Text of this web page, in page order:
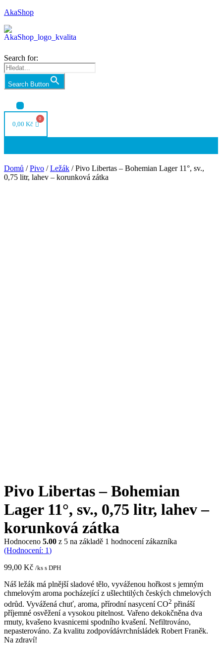
AkaShop
Search for:
Search Button
Nabídka
0,00 Kč
Domů /Pivo /Ležák / Pivo Libertas – Bohemian Lager 11°, sv.,
0,75 litr, lahev – korunková zátka
Pivo Libertas – Bohemian
Lager 11°, sv., 0,75 litr, lahev –
korunková zátka
Hodnoceno 5.00 z 5 na základě 1 hodnocení zákazníka
(Hodnocení: 1)
99,00 Kč /ks s DPH
Náš ležák má plnější sladové tělo, vyváženou hořkost s jemným
chmelovým aroma pocházející z ušlechtilých českých chmelových
odrůd. Vyvážená chuť, aroma, přírodní nasycení CO2 přináší
příjemné osvěžení a vysokou pitelnost. Vařeno dekokčněna dva
rmuty, kvašeno kvasnicemi spodního kvašení. Nefiltrováno,
nepasterováno. Za kvalitu zodpovídávrchnísládek Robert Franěk.
Na zdraví!